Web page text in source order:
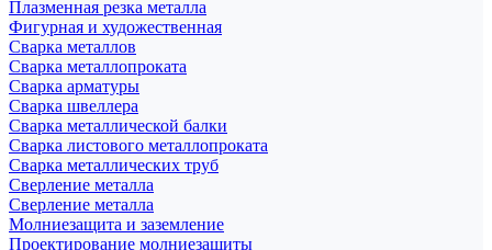
Плазменная резка металла
Фигурная и художественная
Сварка металлов
Сварка металлопроката
Сварка арматуры
Сварка швеллера
Сварка металлической балки
Сварка листового металлопроката
Сварка металлических труб
Сверление металла
Сверление металла
Молниезащита и заземление
Проектирование молниезащиты